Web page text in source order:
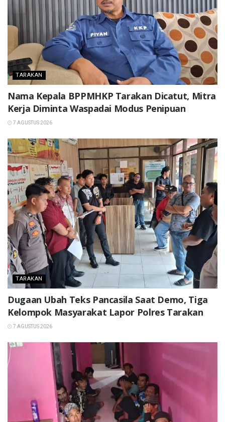
TARAKAN
Nama Kepala BPPMHKP Tarakan Dicatut, Mitra
Kerja Diminta Waspadai Modus Penipuan
7 AGUSTUS 2026
TARAKAN
Dugaan Ubah Teks Pancasila Saat Demo, Tiga
Kelompok Masyarakat Lapor Polres Tarakan
7 AGUSTUS 2026